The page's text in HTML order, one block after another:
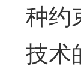
种约
技术